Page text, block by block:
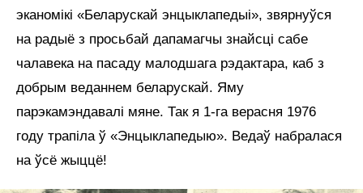
эканомікі «Беларускай энцыклапедыі», звярнуўся
на радыё з просьбай дапамагчы знайсці сабе
чалавека на пасаду малодшага рэдактара, каб з
добрым веданнем беларускай. Яму
парэкамэндавалі мяне. Так я 1-га верасня 1976
году трапіла ў «Энцыклапедыю». Ведаў набралася
на ўсё жыццё!